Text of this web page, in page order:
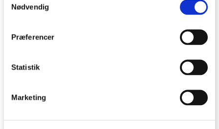
Nødvendig
Præferencer
Statistik
Marketing
One of the following